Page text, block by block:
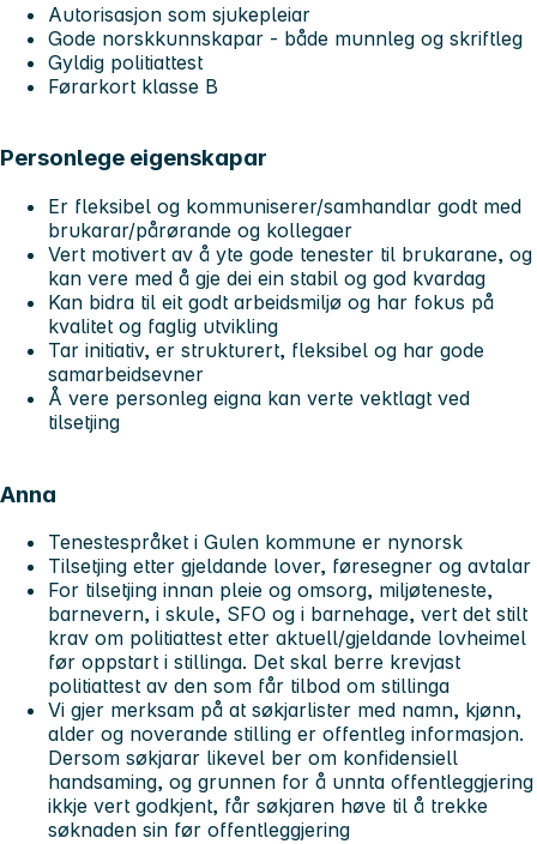
Autorisasjon som sjukepleiar
Gode norskkunnskapar - både munnleg og skriftleg
Gyldig politiattest
Førarkort klasse B
Personlege eigenskapar
Er fleksibel og kommuniserer/samhandlar godt med
brukarar/pårørande og kollegaer
Vert motivert av å yte gode tenester til brukarane, og
kan vere med å gje dei ein stabil og god kvardag
Kan bidra til eit godt arbeidsmiljø og har fokus på
kvalitet og faglig utvikling
Tar initiativ, er strukturert, fleksibel og har gode
samarbeidsevner
Å vere personleg eigna kan verte vektlagt ved
tilsetjing
Anna
Tenestespråket i Gulen kommune er nynorsk
Tilsetjing etter gjeldande lover, føresegner og avtalar
For tilsetjing innan pleie og omsorg, miljøteneste,
barnevern, i skule, SFO og i barnehage, vert det stilt
krav om politiattest etter aktuell/gjeldande lovheimel
før oppstart i stillinga. Det skal berre krevjast
politiattest av den som får tilbod om stillinga
Vi gjer merksam på at søkjarlister med namn, kjønn,
alder og noverande stilling er offentleg informasjon.
Dersom søkjarar likevel ber om konfidensiell
handsaming, og grunnen for å unnta offentleggjering
ikkje vert godkjent, får søkjaren høve til å trekke
søknaden sin før offentleggjering